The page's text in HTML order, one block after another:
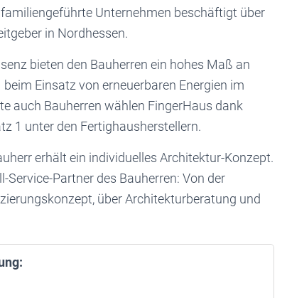
Unternehmen beschäftigt über
in Nordhessen.
bieten den Bauherren ein hohes Maß an
Einsatz von erneuerbaren Energien im
auch Bauherren wählen FingerHaus dank
1 unter den Fertighausherstellern.
erhält ein individuelles Architektur-Konzept.
Partner des Bauherren: Von der
über Architekturberatung und